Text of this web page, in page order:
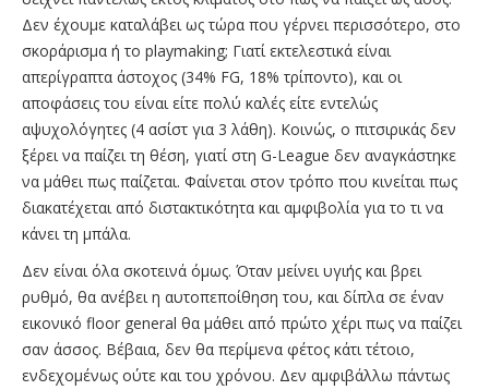
Δεν έχουμε καταλάβει ως τώρα που γέρνει περισσότερο, στο
σκοράρισμα ή το playmaking; Γιατί εκτελεστικά είναι
απερίγραπτα άστοχος (34% FG, 18% τρίποντο), και οι
αποφάσεις του είναι είτε πολύ καλές είτε εντελώς
αψυχολόγητες (4 ασίστ για 3 λάθη). Κοινώς, ο πιτσιρικάς δεν
ξέρει να παίζει τη θέση, γιατί στη G-League δεν αναγκάστηκε
να μάθει πως παίζεται. Φαίνεται στον τρόπο που κινείται πως
διακατέχεται από διστακτικότητα και αμφιβολία για το τι να
κάνει τη μπάλα.
Δεν είναι όλα σκοτεινά όμως. Όταν μείνει υγιής και βρει
ρυθμό, θα ανέβει η αυτοπεποίθηση του, και δίπλα σε έναν
εικονικό floor general θα μάθει από πρώτο χέρι πως να παίζει
σαν άσσος. Βέβαια, δεν θα περίμενα φέτος κάτι τέτοιο,
ενδεχομένως ούτε και του χρόνου. Δεν αμφιβάλλω πάντως